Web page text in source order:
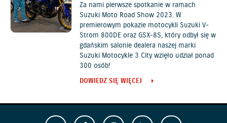
Za nami pierwsze spotkanie w ramach
Suzuki Moto Road Show 2023. W
premierowym pokazie motocykli Suzuki V-
Strom 800DE oraz GSX-8S, który odbył się w
gdańskim salonie dealera naszej marki
Suzuki Motocykle 3 City wzięło udział ponad
300 osób!
DOWIEDZ SIĘ WIĘCEJ